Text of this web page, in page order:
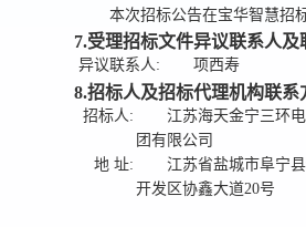
本次招标公告在宝华智慧招
7.受理招标文件异议联系人及
异议联系人: 项西寿
8.招标人及招标代理机构联系
招标人:
江苏海天金宁三环
团有限公司
地 址:
江苏省盐城市阜宁
开发区协鑫大道20号